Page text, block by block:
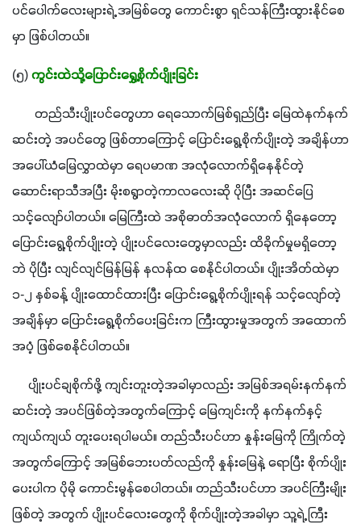
ပင်ပေါက်လေးများရဲ့ အမြစ်တွေ ကောင်းစွာ ရှင်သန်ကြီးထွားနိုင်စေ
မှာ ဖြစ်ပါတယ်။
(၅) ကွင်းထဲသို့ပြောင်းရွှေ့စိုက်ပျိုးခြင်း
တည်သီးပျိုးပင်တွေဟာ ရေသောက်မြစ်ရှည်ပြီး မြေထဲနက်နက်
ဆင်းတဲ့ အပင်တွေ ဖြစ်တာကြောင့် ပြောင်းရွေ့စိုက်ပျိုးတဲ့ အချိန်ဟာ
အပေါ်ယံမြေလွှာထဲမှာ ရေပမာဏ အလုံလောက်ရှိနေနိုင်တဲ့
ဆောင်းရာသီအပြီး မိုးစရွာတဲ့ကာလလေးဆို ပိုပြီး အဆင်ပြေ
သင့်လျော်ပါတယ်။ မြေကြီးထဲ အစိုဓာတ်အလုံလောက် ရှိနေတော့
ပြောင်းရွေ့စိုက်ပျိုးတဲ့ ပျိုးပင်လေးတွေမှာလည်း ထိခိုက်မှုမရှိတော့
ဘဲ ပိုပြီး လျင်လျင်မြန်မြန် နလန်ထ စေနိုင်ပါတယ်။ ပျိုးအိတ်ထဲမှာ
၁-၂ နှစ်ခန့် ပျိုးထောင်ထားပြီး ပြောင်းရွေ့စိုက်ပျိုးရန် သင့်လျော်တဲ့
အချိန်မှာ ပြောင်းရွေ့စိုက်ပေးခြင်းက ကြီးထွားမှုအတွက် အထောက်
အပံ့ ဖြစ်စေနိုင်ပါတယ်။
ပျိုးပင်ချစိုက်ဖို့ ကျင်းတူးတဲ့အခါမှာလည်း အမြစ်အရမ်းနက်နက်
ဆင်းတဲ့ အပင်ဖြစ်တဲ့အတွက်ကြောင့် မြေကျင်းကို နက်နက်နှင့်
ကျယ်ကျယ် တူးပေးရပါမယ်။ တည်သီးပင်ဟာ နှုန်းမြေကို ကြိုက်တဲ့
အတွက်ကြောင့် အမြစ်ဘေးပတ်လည်ကို နှုန်းမြေနဲ့ ရောပြီး စိုက်ပျိုး
ပေးပါက ပိုမို ကောင်းမွန်စေပါတယ်။ တည်သီးပင်ဟာ အပင်ကြီးမျိုး
ဖြစ်တဲ့ အတွက် ပျိုးပင်လေးတွေကို စိုက်ပျိုးတဲ့အခါမှာ သူ့ရဲ့ ကြီး